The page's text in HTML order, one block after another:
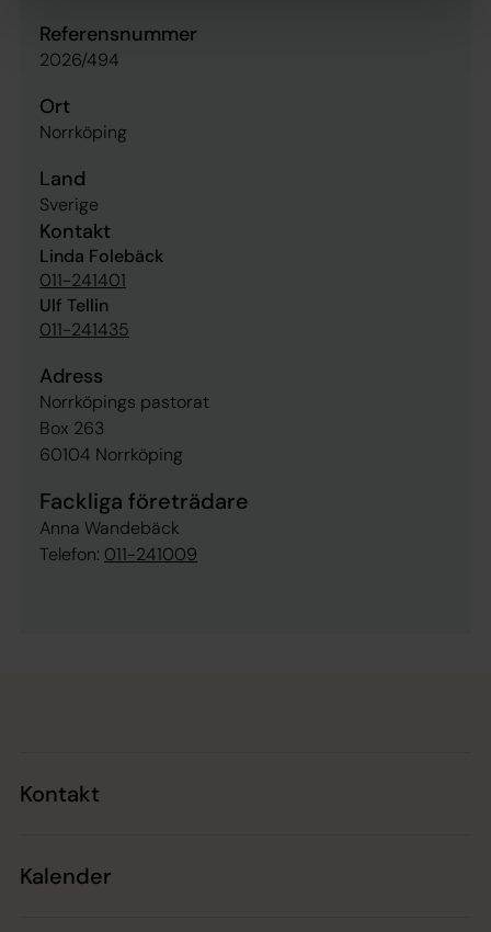
Referensnummer
2026/494
Ort
Norrköping
Land
Sverige
Kontakt
Linda Folebäck
011-241401
Ulf Tellin
011-241435
Adress
Norrköpings pastorat
Box 263
60104 Norrköping
Fackliga företrädare
Anna Wandebäck
Telefon: 011-241009
Kontakt
Kalender